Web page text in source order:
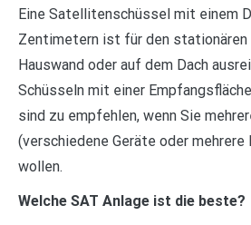
Eine Satellitenschüssel mit einem
Zentimetern ist für den stationären
Hauswand oder auf dem Dach
Schüsseln mit einer
sind zu empfehlen, wenn Sie
(verschiedene Geräte oder mehrere
wollen.
Welche SAT Anlage ist die beste?